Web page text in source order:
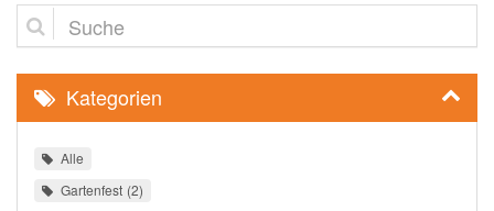
Suche
Kategorien
Alle
Gartenfest 2